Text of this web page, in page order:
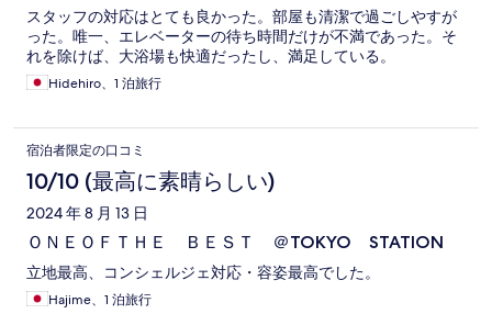
スタッフの対応はとても良かった。部屋も清潔で過ごしやすが
った。唯一、エレベーターの待ち時間だけが不満であった。そ
れを除けば、大浴場も快適だったし、満足している。
Hidehiro、1 泊旅行
宿泊者限定の口コミ
10/10 (最高に素晴らしい)
2024 年 8 月 13 日
ＯＮＥＯＦＴＨＥ ＢＥＳＴ ＠TOKYO STATION
立地最高、コンシェルジェ対応・容姿最高でした。
Hajime、1 泊旅行